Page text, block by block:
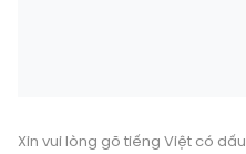
Xin vui lòng gõ tiếng Việt có dấu